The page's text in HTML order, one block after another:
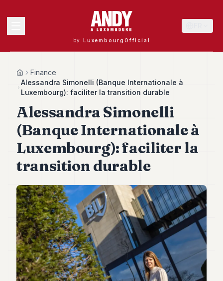
by LuxembourgOfficial
Andy
40
Andy
39
Andy
Andy
Andy
36
Andy
35
Andy
34
Andy
33
Andy
32
HomeFinance
Alessandra Simonelli (Banque Internationale à
Luxembourg): faciliter la transition durable
Alessandra Simonelli
(Banque Internationale à
Luxembourg): faciliter la
transition durable